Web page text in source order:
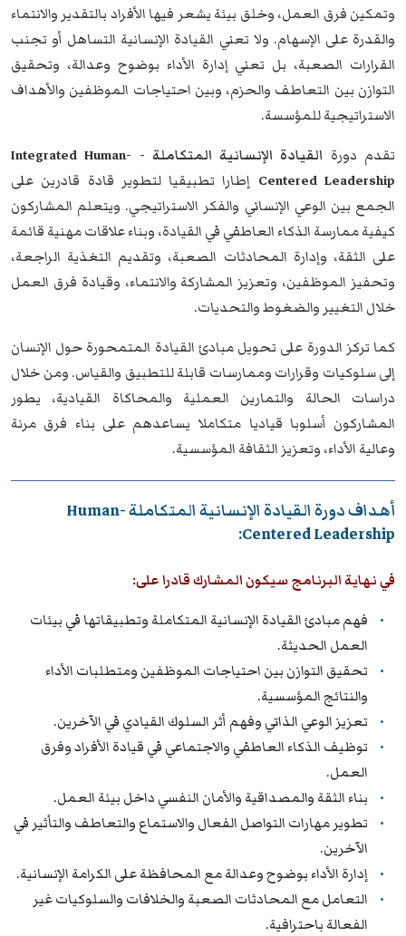
وتمكين فرق العمل، وخلق بيئة يشعر فيها الأفراد بالتقدير والانتماء
والقدرة على الإسهام. ولا تعني القيادة الإنسانية التساهل أو تجنب
القرارات الصعبة، بل تعني إدارة الأداء بوضوح وعدالة، وتحقيق
التوازن بين التعاطف والحزم، وبين احتياجات الموظفين والأهداف
الاستراتيجية للمؤسسة.
تقدم دورة
القيادة الإنسانية المتكاملة - Integrated Human-
Centered Leadership إطارا تطبيقيا لتطوير قادة قادرين على
الجمع بين الوعي الإنساني والفكر الاستراتيجي. ويتعلم المشاركون
كيفية ممارسة الذكاء العاطفي في القيادة، وبناء علاقات مهنية قائمة
على الثقة، وإدارة المحادثات الصعبة، وتقديم التغذية الراجعة،
وتحفيز الموظفين، وتعزيز المشاركة والانتماء، وقيادة فرق العمل
خلال التغيير والضغوط والتحديات.
كما تركز الدورة على تحويل مبادئ القيادة المتمحورة حول الإنسان
إلى سلوكيات وقرارات وممارسات قابلة للتطبيق والقياس. ومن خلال
دراسات الحالة والتمارين العملية والمحاكاة القيادية، يطور
المشاركون أسلوبا قياديا متكاملا يساعدهم على بناء فرق مرنة
وعالية الأداء، وتعزيز الثقافة المؤسسية.
أهداف دورة القيادة الإنسانية المتكاملة Human-
Centered Leadership:
في نهاية البرنامج سيكون المشارك قادرا على:
فهم مبادئ القيادة الإنسانية المتكاملة وتطبيقاتها في بيئات
العمل الحديثة.
تحقيق التوازن بين احتياجات الموظفين ومتطلبات الأداء
والنتائج المؤسسية.
تعزيز الوعي الذاتي وفهم أثر السلوك القيادي في الآخرين.
توظيف الذكاء العاطفي والاجتماعي في قيادة الأفراد وفرق
العمل.
بناء الثقة والمصداقية والأمان النفسي داخل بيئة العمل.
تطوير مهارات التواصل الفعال والاستماع والتعاطف والتأثير في
الآخرين.
إدارة الأداء بوضوح وعدالة مع المحافظة على الكرامة الإنسانية.
التعامل مع المحادثات الصعبة والخلافات والسلوكيات غير
الفعالة باحترافية.